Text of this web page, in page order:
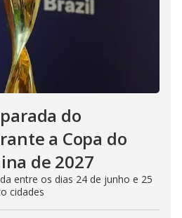
do
a Copa do
de 2027
entre os dias 24 de junho e 25
cidades